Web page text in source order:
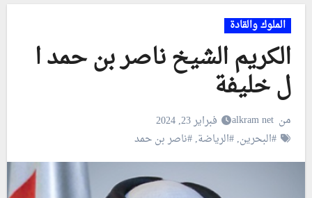
الملوك والقادة
الكريم الشيخ ناصر بن حمد ا
ل خليفة
من alkram net
فبراير 23, 2024
#البحرين,#الرياضة,#ناصر بن حمد